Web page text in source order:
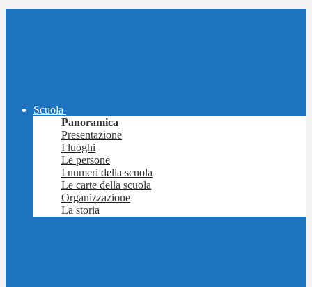
Scuola
Panoramica
Presentazione
I luoghi
Le persone
I numeri della scuola
Le carte della scuola
Organizzazione
La storia